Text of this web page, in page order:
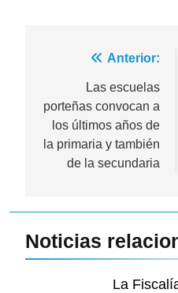
Navegación
entradas
Anterior:
Las escuelas
porteñas convocan a
los últimos años de
la primaria y también
de la secundaria
Noticias
La